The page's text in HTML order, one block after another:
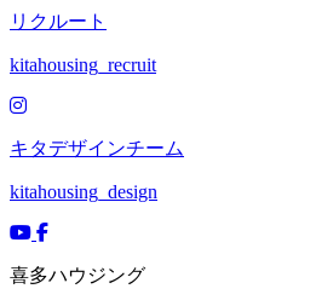
リクルート
kitahousing_recruit
キタデザインチーム
kitahousing_design
喜多ハウジング